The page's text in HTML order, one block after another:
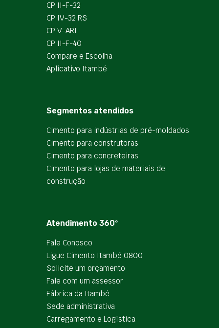
CP II-F-32
CP IV-32 RS
CP V-ARI
CP II-F-40
Compare e Escolha
Aplicativo Itambé
Segmentos atendidos
Cimento para indústrias de pré-moldados
Cimento para construtoras
Cimento para concreteiras
Cimento para lojas de materiais de
construção
Atendimento 360º
Fale Conosco
Ligue Cimento Itambé 0800
Solicite um orçamento
Fale com um assessor
Fábrica da Itambé
Sede administrativa
Carregamento e Logística